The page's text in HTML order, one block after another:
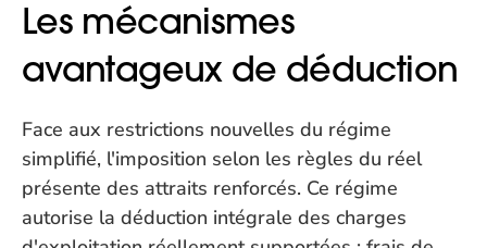
Les mécanismes
avantageux de déduction
Face aux restrictions nouvelles du régime
simplifié, l'imposition selon les règles du réel
présente des attraits renforcés. Ce régime
autorise la déduction intégrale des charges